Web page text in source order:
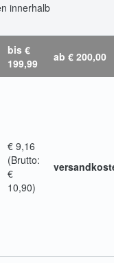
innerhalb
bis €
199,99
ab € 200,00
€ 9,16
(Brutto:
€
10,90)